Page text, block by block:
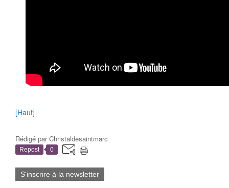
[Haut]
Rédigé parChristaldesaintmarc
Repost 0
S'inscrire à la newsletter